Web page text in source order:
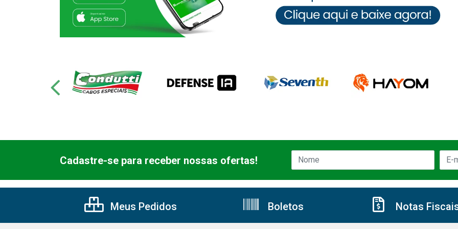
Cadastre-se para receber nossas ofertas!
Meus Pedidos Boletos Notas